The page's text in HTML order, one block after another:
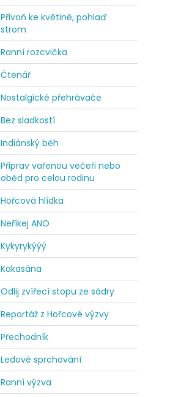
Přivoň ke květině, pohlaď
strom
Ranní rozcvička
Čtenář
Nostalgické přehrávače
Bez sladkostí
Indiánský běh
Připrav vařenou večeři nebo
oběd pro celou rodinu
Hořcová hlídka
Neříkej ANO
Kykyrykýýý
Kakasána
Odlij zvířecí stopu ze sádry
Reportáž z Hořcové výzvy
Přechodník
Ledové sprchování
Ranní výzva